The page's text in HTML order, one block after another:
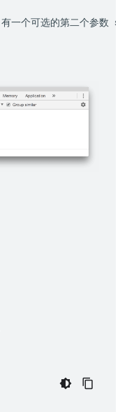
有一个可选的第二个参数